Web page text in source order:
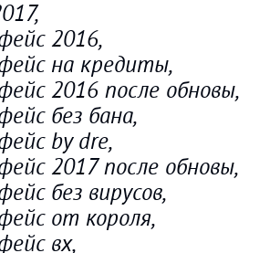
2016,
на кредиты,
2016 после обновы,
без бана,
by dre,
2017 после обновы,
без вирусов,
от короля,
вх,